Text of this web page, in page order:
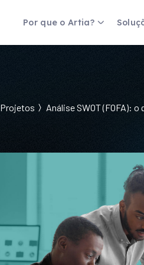
Por que o Artia?
Veja mais
Projetos Análise SWOT (FOFA):